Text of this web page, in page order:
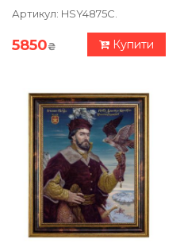
Артикул: HSY4875C.
5850₴ Купити